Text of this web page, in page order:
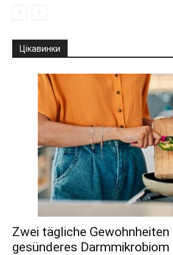
Цікавинки
Zwei tägliche Gewohnheiten
gesünderes Darmmikrobiom